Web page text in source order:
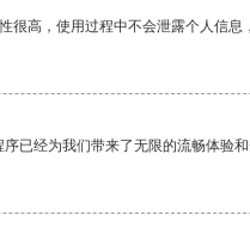
很高，使用过程中不会泄露个人信息
已经为我们带来了无限的流畅体验和